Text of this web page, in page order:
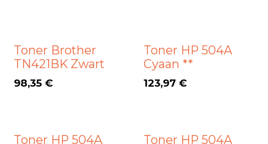
Toner Brother
TN421BK Zwart
98,35 €
Toner HP 504A
Cyaan **
123,97€
Toner HP 504A
Toner HP 504A